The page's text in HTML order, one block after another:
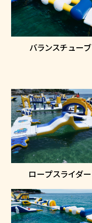
バランスチューブ
ロープスライダー